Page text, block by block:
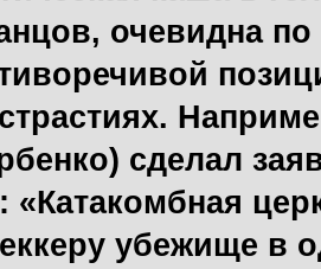
очевидна
сделал
«Катакомбная
убежище в